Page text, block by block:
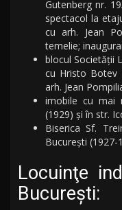
Gutenberg nr.
spectacol la
cu arh. Jean
temelie;
blocul Societăţii
cu Hristo Botev
arh. Jean
imobile cu mai
(1929) şi în str.
Biserica Sf.
București (1927-
Locuinţe
Bucureşti: